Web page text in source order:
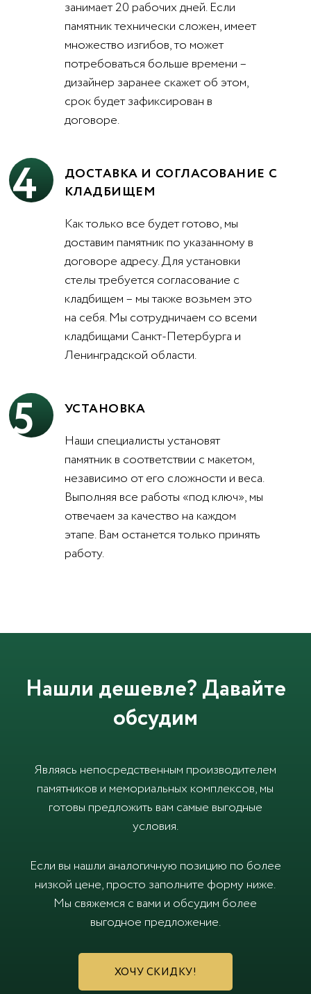
занимает 20 рабочих дней. Если
памятник технически сложен, имеет
множество изгибов, то может
потребоваться больше времени –
дизайнер заранее скажет об этом,
срок будет зафиксирован в
договоре.
4
ДОСТАВКА И СОГЛАСОВАНИЕ С
КЛАДБИЩЕМ
Как только все будет готово, мы
доставим памятник по указанному в
договоре адресу. Для установки
стелы требуется согласование с
кладбищем – мы также возьмем это
на себя. Мы сотрудничаем со всеми
кладбищами Санкт-Петербурга и
Ленинградской области.
5
УСТАНОВКА
Наши специалисты установят
памятник в соответствии с макетом,
независимо от его сложности и веса.
Выполняя все работы «под ключ», мы
отвечаем за качество на каждом
этапе. Вам останется только принять
работу.
Нашли дешевле? Давайте
обсудим
Являясь непосредственным производителем
памятников и мемориальных комплексов, мы
готовы предложить вам самые выгодные
условия.
Если вы нашли аналогичную позицию по более
низкой цене, просто заполните форму ниже.
Мы свяжемся с вами и обсудим более
выгодное предложение.
ХОЧУ СКИДКУ!